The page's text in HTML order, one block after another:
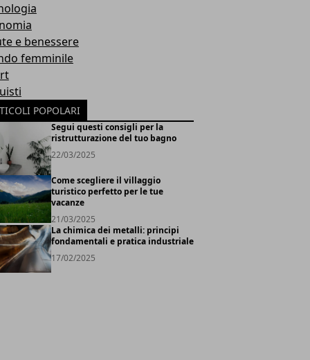
e benessere
femminile
POPOLARI
Segui questi consigli per la
ristrutturazione del tuo bagno
22/03/2025
Come scegliere il villaggio
turistico perfetto per le tue
vacanze
21/03/2025
La chimica dei metalli: principi
fondamentali e pratica industriale
17/02/2025